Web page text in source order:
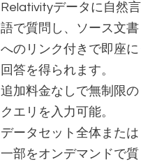
Relativityデータに自然言
語で質問し、ソース文書
へのリンク付きで即座に
回答を得られます。
追加料金なしで無制限の
クエリを入力可能。
データセット全体または
一部をオンデマンドで質